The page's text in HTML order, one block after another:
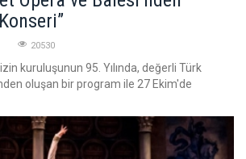
20530
kuruluşunun 95. Yılında, değerli Türk
oluşan bir program ile 27 Ekim'de